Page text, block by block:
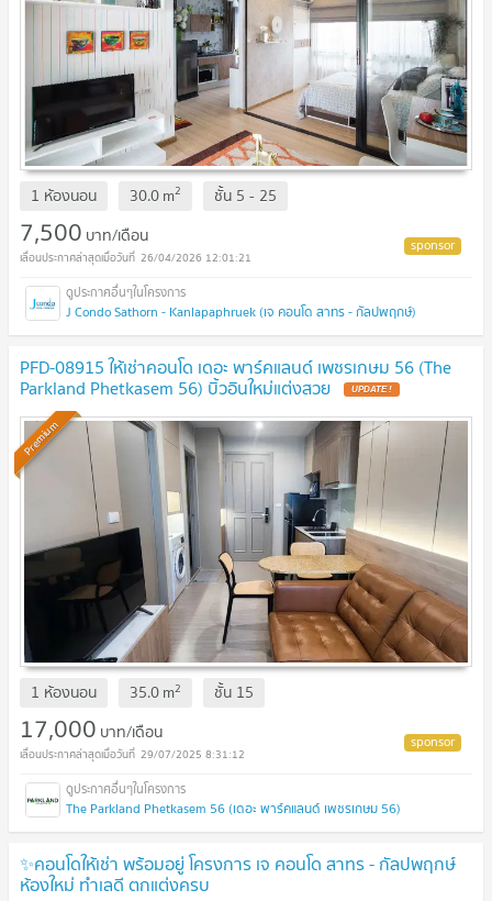
1 ห้องนอน 30.0m2 ชั้น 5 - 25
7,500 บาท/เดือน
26/04/2026 12:01:21
J Condo Sathorn - Kanlapaphruek (เจ คอนโด สาทร - กัลปพฤกษ์)
PFD-08915 ให้เช่าคอนโด เดอะ พาร์คแลนด์ เพชรเกษม 56 (The
Parkland Phetkasem 56) บิ้วอินใหม่แต่งสวย UPDATE !
Premium
1 ห้องนอน 35.0m2 ชั้น 15
17,000 บาท/เดือน
29/07/2025 8:31:12
The Parkland Phetkasem 56 (เดอะ พาร์คแลนด์ เพชรเกษม 56)
✨คอนโดให้เช่า พร้อมอยู่ โครงการ เจ คอนโด สาทร - กัลปพฤกษ์
ห้องใหม่ ทำเลดี ตกแต่งครบ